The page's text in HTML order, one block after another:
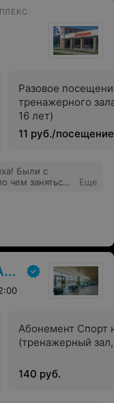
Разовое
тренажерного
16 лет)
11 руб./посещение
Были с
чем заняться,
и
Еще
Абонемент Спорт
(тренажерный
140 руб.